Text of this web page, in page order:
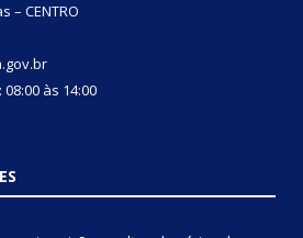
– CENTRO
às 14:00